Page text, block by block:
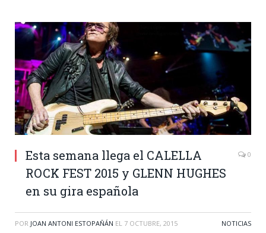
Esta semana llega el CALELLA
ROCK FEST 2015 y GLENN HUGHES
en su gira española
0
POR JOAN ANTONI ESTOPAÑÁN EL 7 OCTUBRE, 2015 NOTICIAS